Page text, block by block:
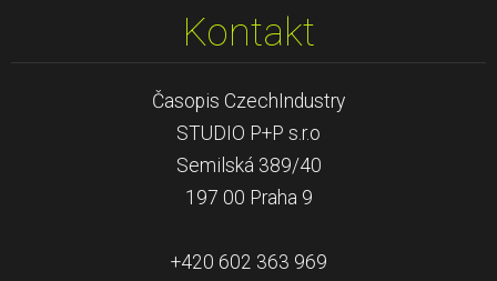
Kontakt
Časopis CzechIndustry
STUDIO P+P s.r.o
Semilská 389/40
197 00 Praha 9
+420 602 363 969